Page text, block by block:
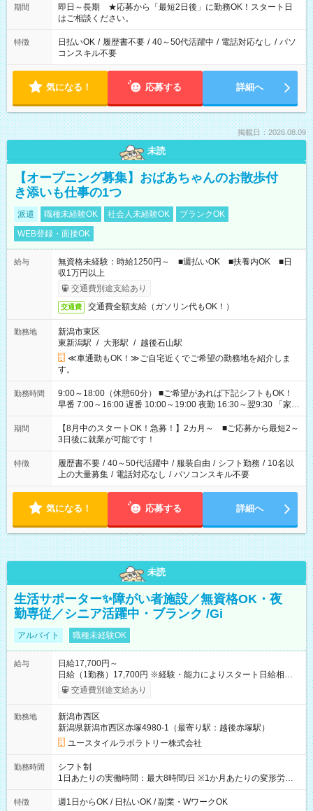
ご希望を教えてください！
期間
即日～長期 ★応募から「最短2日後」に勤務OK！スタート日
はご相談ください。
特徴 日払いOK / 履歴書不要 / 40～50代活躍中 / 電話対応なし / パソ
コンスキル不要
気になる！ 応募する 詳細へ
掲載日：2026.08.09
未読
【オープニング募集】おばあちゃんのお散歩付
き添いも仕事の1つ
派遣 職種未経験OK 社会人未経験OK
ブランクOK
WEB登録・面接OK
給与
無資格未経験：時給1250円～ ■週払いOK ■扶養内OK ■日
収1万円以上
交通費別途支給あり
交通費 交通費全額支給（ガソリン代もOK！）
勤務地
新潟市東区
東新潟駅 / 大形駅 / 越後石山駅
≪車通勤もOK！≫ご自宅近くでご希望の勤務地を紹介しま
す。
勤務時間
9:00～18:00（休憩60分） ■ご希望があれば下記シフトもOK！
早番 7:00～16:00 遅番 10:00～19:00 夜勤 16:30～翌9:30 「家族
と休みを合わせたい」 「余裕を持って夕飯の準備がしたい」
「できれば残業はしたくない」 など、ご希望を教えてください
ね。 ※Wワーク希望の方へ 今ご覧のお仕事で希望する勤務時間
と、もう1つのお仕事の勤務時間。 合計で週40時間を超える場
合は応募できません。
期間
【8月中のスタートOK！急募！】2カ月～ ■ご応募から最短2～
3日後に就業が可能です！
特徴 履歴書不要 / 40～50代活躍中 / 服装自由 / シフト勤務 / 10名以
上の大量募集 / 電話対応なし / パソコンスキル不要
気になる！ 応募する 詳細へ
未読
生活サポーター✨障がい者施設／無資格OK・夜
勤専従／シニア活躍中・ブランク /Gi
アルバイト 職種未経験OK
給与
日給17,700円～
日給（1勤務）17,700円 ※経験・能力によりスタート日給相談
可・昇給可 【試用期間】試用期間あり 試用期間の長さ：3ヶ月
雇用形態、給与は本採用時と同じです。
交通費別途支給あり
勤務地
新潟市西区
新潟県新潟市西区赤塚4980-1（最寄り駅：越後赤塚駅）
ユースタイルラボラトリー株式会社
勤務時間
シフト制
1日あたりの実働時間：最大8時間/日 ※1か月あたりの変形労働
制（週平均40時間以内） 夜勤：17:00-翌09:00（休憩2時間）
特徴 週1日からOK / 日払いOK / 副業・WワークOK